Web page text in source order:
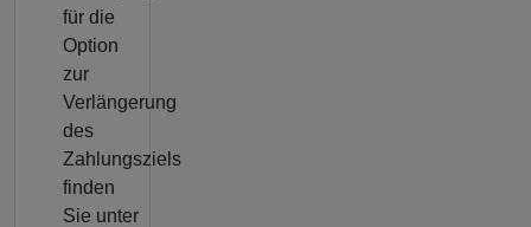
für die
Option
zur
Verlängerung
des
Zahlungsziels
finden
Sie unter